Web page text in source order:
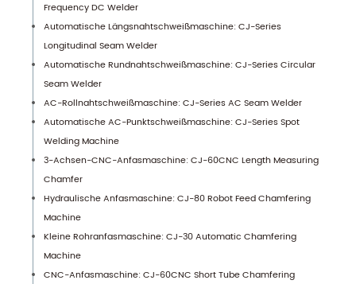
Frequency DC Welder
Automatische Längsnahtschweißmaschine: CJ-Series
Longitudinal Seam Welder
Automatische Rundnahtschweißmaschine: CJ-Series Circular
Seam Welder
AC-Rollnahtschweißmaschine: CJ-Series AC Seam Welder
Automatische AC-Punktschweißmaschine: CJ-Series Spot
Welding Machine
3-Achsen-CNC-Anfasmaschine: CJ-60CNC Length Measuring
Chamfer
Hydraulische Anfasmaschine: CJ-80 Robot Feed Chamfering
Machine
Kleine Rohranfasmaschine: CJ-30 Automatic Chamfering
Machine
CNC-Anfasmaschine: CJ-60CNC Short Tube Chamfering